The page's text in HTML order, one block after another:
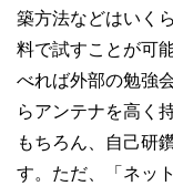
築方法などはいく
料で試すことが可
べれば外部の勉強
らアンテナを高く
もちろん、自己研
す。ただ、「ネッ